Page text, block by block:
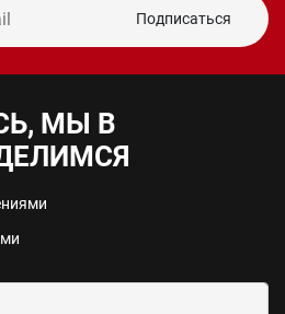
Подписаться
МЫ В